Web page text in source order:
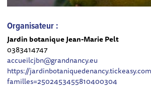
Organisateur :
Jardin botanique Jean-Marie Pelt
0383414747
accueilcjbn@grandnancy.eu
https://
familles=2502453455810400304